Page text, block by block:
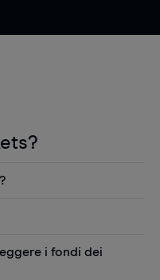
i prezzi e
notizie Reuters
di
tedesca di
i fondi dei